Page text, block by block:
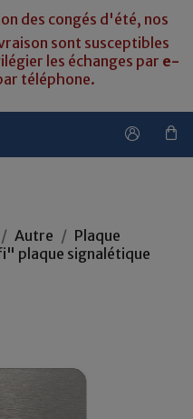
des congés d'été, nos
sont susceptibles
les échanges par e-
téléphone.
Autre
Plaque
plaque signalétique